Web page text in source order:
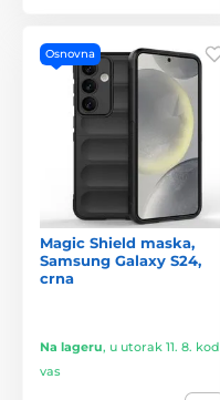
Osnovna
Magic Shield maska,
Samsung Galaxy S24,
crna
Na lageru, u utorak 11. 8. kod
vas